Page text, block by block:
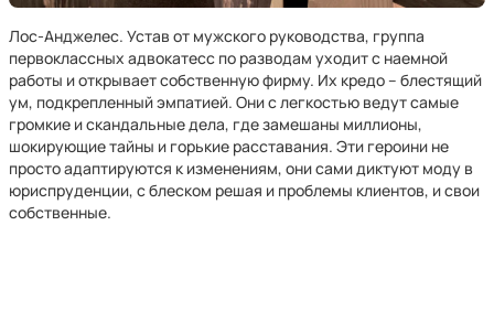
Лос-Анджелес. Устав от мужского руководства, группа
первоклассных адвокатесс по разводам уходит с наемной
работы и открывает собственную фирму. Их кредо – блестящий
ум, подкрепленный эмпатией. Они с легкостью ведут самые
громкие и скандальные дела, где замешаны миллионы,
шокирующие тайны и горькие расставания. Эти героини не
просто адаптируются к изменениям, они сами диктуют моду в
юриспруденции, с блеском решая и проблемы клиентов, и свои
собственные.